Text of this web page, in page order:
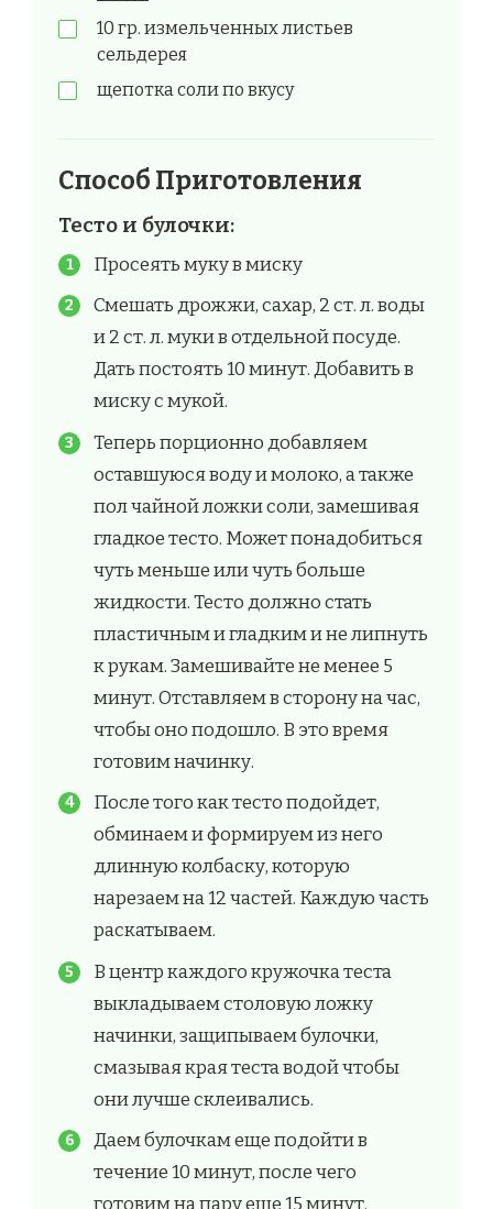
10 гр. измельченных листьев
сельдерея
щепотка соли по вкусу
Способ Приготовления
Тесто и булочки:
Просеять муку в миску
Смешать дрожжи, сахар, 2 ст. л. воды
и 2 ст. л. муки в отдельной посуде.
Дать постоять 10 минут. Добавить в
миску с мукой.
Теперь порционно добавляем
оставшуюся воду и молоко, а также
пол чайной ложки соли, замешивая
гладкое тесто. Может понадобиться
чуть меньше или чуть больше
жидкости. Тесто должно стать
пластичным и гладким и не липнуть
к рукам. Замешивайте не менее 5
минут. Отставляем в сторону на час,
чтобы оно подошло. В это время
готовим начинку.
После того как тесто подойдет,
обминаем и формируем из него
длинную колбаску, которую
нарезаем на 12 частей. Каждую часть
раскатываем.
В центр каждого кружочка теста
выкладываем столовую ложку
начинки, защипываем булочки,
смазывая края теста водой чтобы
они лучше склеивались.
Даем булочкам еще подойти в
течение 10 минут, после чего